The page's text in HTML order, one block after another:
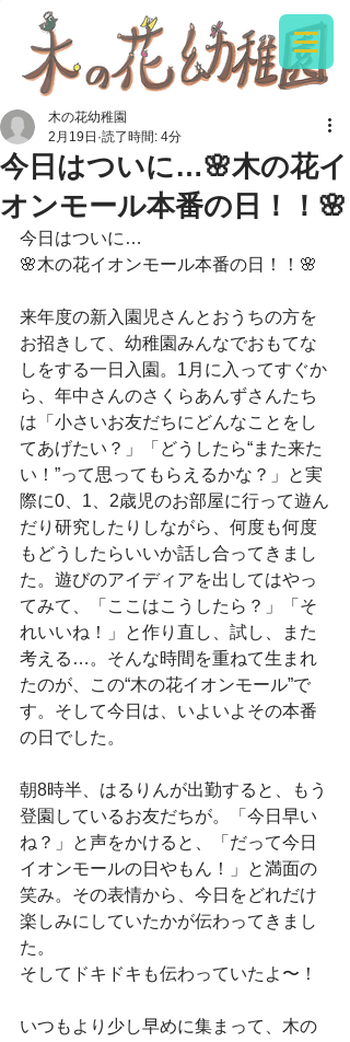
今日はついに…🌸木の花イ
オンモール本番の日！！🌸
木の花幼稚園
2月19日 読了時間: 4分
今日はついに…
🌸木の花イオンモール本番の日！！🌸
来年度の新入園児さんとおうちの方を
お招きして、幼稚園みんなでおもてな
しをする一日入園。1月に入ってすぐか
ら、年中さんのさくらあんずさんたち
は「小さいお友だちにどんなことをし
てあげたい？」「どうしたら“また来た
い！”って思ってもらえるかな？」と実
際に0、1、2歳児のお部屋に行って遊ん
だり研究したりしながら、何度も何度
もどうしたらいいか話し合ってきまし
た。遊びのアイディアを出してはやっ
てみて、「ここはこうしたら？」「そ
れいいね！」と作り直し、試し、また
考える…。そんな時間を重ねて生まれ
たのが、この“木の花イオンモール”で
す。そして今日は、いよいよその本番
の日でした。
朝8時半、はるりんが出勤すると、もう
登園しているお友だちが。「今日早い
ね？」と声をかけると、「だって今日
イオンモールの日やもん！」と満面の
笑み。その表情から、今日をどれだけ
楽しみにしていたかが伝わってきまし
た。
そしてドキドキも伝わっていたよ〜！
いつもより少し早めに集まって、木の